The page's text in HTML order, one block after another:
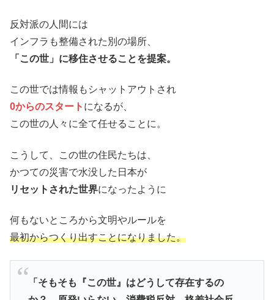
反対派の人間には
インフラも整備された別の場所、
「この世」に移住させることを提案。
この世では情報もシャットアウトされ
0からのスタート になるが、
この世の人々に全て任せることに。
こうして、この世の住民たちは、
かつての災害で水没した日本が
リセットされた世界になったように
何もないところから文明やルールを
最初からつくり出すことになりました。
「そもそも『この世』はどうして存在するの